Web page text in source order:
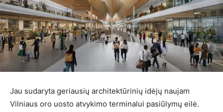
Jau sudaryta geriausių architektūrinių idėjų naujam
Vilniaus oro uosto atvykimo terminalui pasiūlymų eilė.